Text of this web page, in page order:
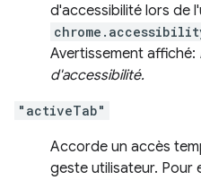
d'accessibilité lors de
Avertissement affiché:
d'accessibilité.
"activeTab"
Accorde un accès
geste utilisateur. Pour